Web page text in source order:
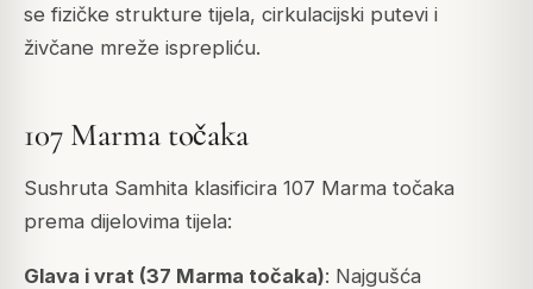
se fizičke strukture tijela, cirkulacijski putevi i
živčane mreže isprepliću.
107 Marma točaka
Sushruta Samhita klasificira 107 Marma točaka
prema dijelovima tijela:
Glava i vrat (37 Marma točaka): Najgušća